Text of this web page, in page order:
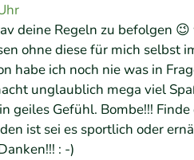
deine Regeln zu befolgen
ohne diese für mich
habe ich noch nie was in
unglaublich mega viel
geiles Gefühl. Bombe!!!
ist sei es sportlich oder
: -)